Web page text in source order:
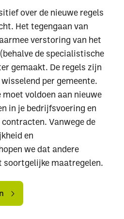
Alle thema's Vind een
over de nieuwe regels
Het tegengaan van
verstoring van het
de specialistische
gemaakt. De regels zijn
per gemeente.
moet voldoen aan nieuwe
in je bedrijfsvoering en
Vanwege de
en
we dat andere
soortgelijke maatregelen.